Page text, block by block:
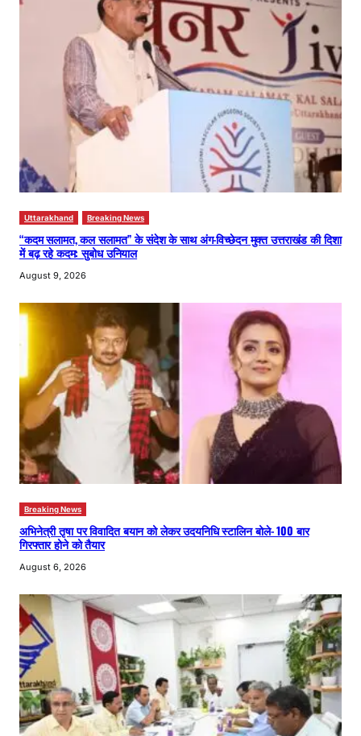
Uttarakhand Breaking News
“कदम सलामत, कल सलामत” के संदेश के साथ अंग-विच्छेदन मुक्त उत्तराखंड की दिशा
में बढ़ रहे कदम: सुबोध उनियाल
August 9, 2026
Breaking News
अभिनेत्री तृषा पर विवादित बयान को लेकर उदयनिधि स्टालिन बोले- 100 बार
गिरफ्तार होने को तैयार
August 6, 2026